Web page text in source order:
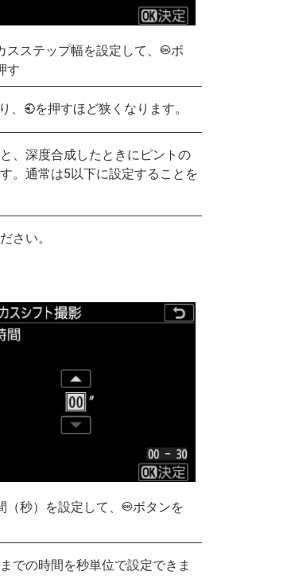
スステップ幅を設定して、 Jボ
す
、 4を押すほど狭くなります。
、深度合成したときにピントの
。通常は5以下に設定することを
さい。
（秒）を設定して、 Jボタンを
での時間を秒単位で設定できま